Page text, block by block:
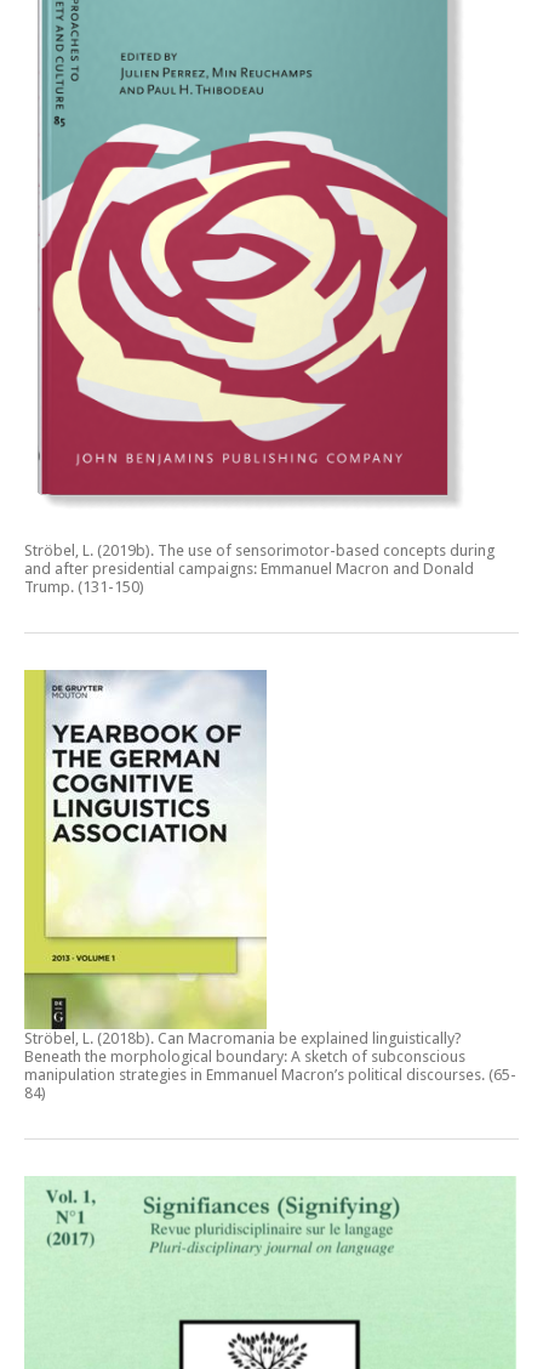
Ströbel, L. (2019b). The use of sensorimotor-based concepts during
and after presidential campaigns: Emmanuel Macron and Donald
Trump. (131-150)
Ströbel, L. (2018b). Can Macromania be explained linguistically?
Beneath the morphological boundary: A sketch of subconscious
manipulation strategies in Emmanuel Macron’s political discourses. (65-
84)